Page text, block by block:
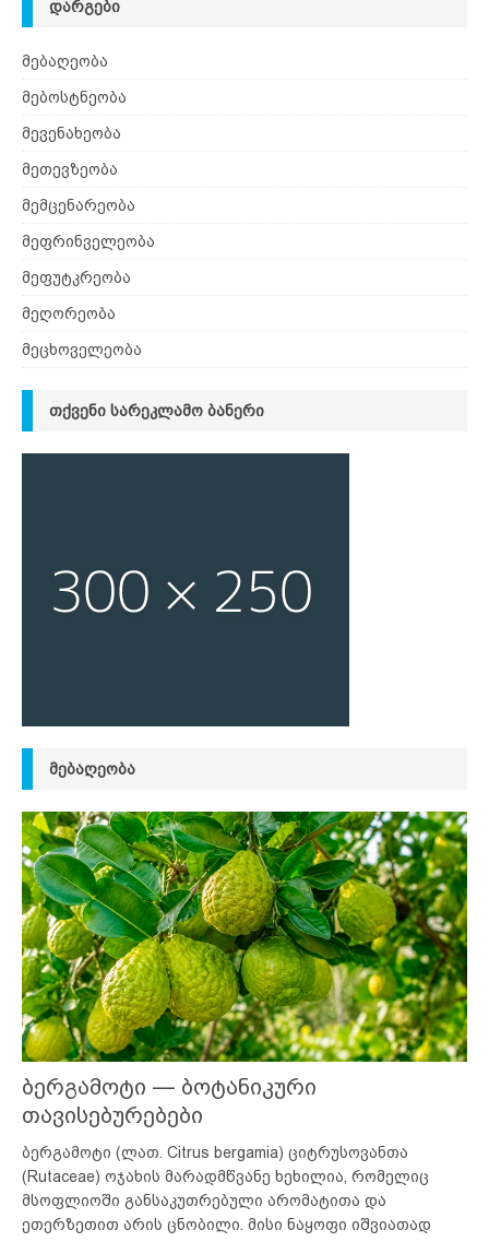
ᲓᲐᲠᲒᲔᲑᲘ
მებაღეობა
მებოსტნეობა
მევენახეობა
მეთევზეობა
მემცენარეობა
მეფრინველეობა
მეფუტკრეობა
მეღორეობა
მეცხოველეობა
ᲗᲥᲕᲔᲜᲘ ᲡᲐᲠᲔᲙᲚᲐᲛᲝ ᲑᲐᲜᲔᲠᲘ
ᲛᲔᲑᲐᲦᲔᲝᲑᲐ
ბერგამოტი — ბოტანიკური
თავისებურებები
ბერგამოტი (ლათ. Citrus bergamia) ციტრუსოვანთა
(Rutaceae) ოჯახის მარადმწვანე ხეხილია, რომელიც
მსოფლიოში განსაკუთრებული არომატითა და
ეთერზეთით არის ცნობილი. მისი ნაყოფი იშვიათად